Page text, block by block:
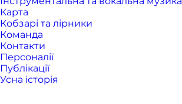
Карта
Кобзарі та лірники
Команда
Контакти
Персоналії
Публікації
Усна історія